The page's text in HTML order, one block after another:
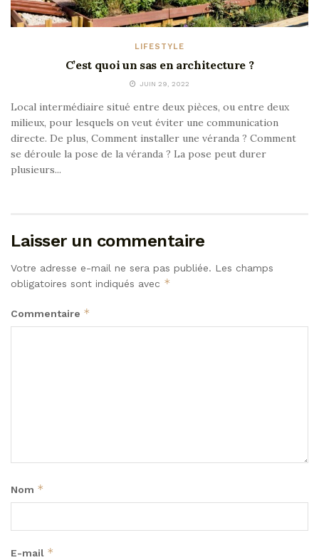
LIFESTYLE
C’est quoi un sas en architecture ?
JUIN 29, 2022
Local intermédiaire situé entre deux pièces, ou entre deux
milieux, pour lesquels on veut éviter une communication
directe. De plus, Comment installer une véranda ? Comment
se déroule la pose de la véranda ? La pose peut durer
plusieurs...
Laisser un commentaire
Votre adresse e-mail ne sera pas publiée. Les champs
obligatoires sont indiqués avec *
Commentaire *
Nom *
E-mail *